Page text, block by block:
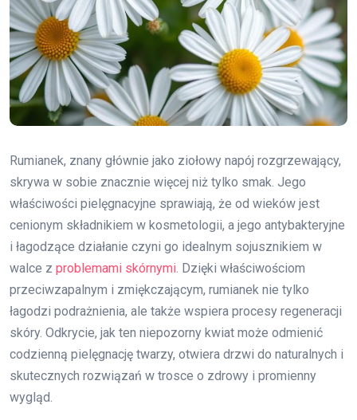
Rumianek, znany głównie jako ziołowy napój rozgrzewający,
skrywa w sobie znacznie więcej niż tylko smak. Jego
właściwości pielęgnacyjne sprawiają, że od wieków jest
cenionym składnikiem w kosmetologii, a jego antybakteryjne
i łagodzące działanie czyni go idealnym sojusznikiem w
walce z problemami skórnymi. Dzięki właściwościom
przeciwzapalnym i zmiękczającym, rumianek nie tylko
łagodzi podrażnienia, ale także wspiera procesy regeneracji
skóry. Odkrycie, jak ten niepozorny kwiat może odmienić
codzienną pielęgnację twarzy, otwiera drzwi do naturalnych i
skutecznych rozwiązań w trosce o zdrowy i promienny
wygląd.